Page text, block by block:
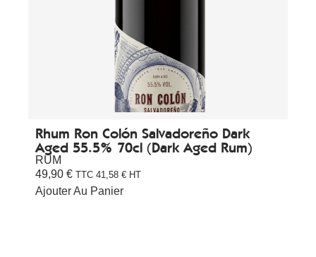
Rhum Ron Colón Salvadoreño Dark
Aged 55.5% 70cl (Dark Aged Rum)
RUM
49,90 € TTC 41,58 € HT
Ajouter Au Panier